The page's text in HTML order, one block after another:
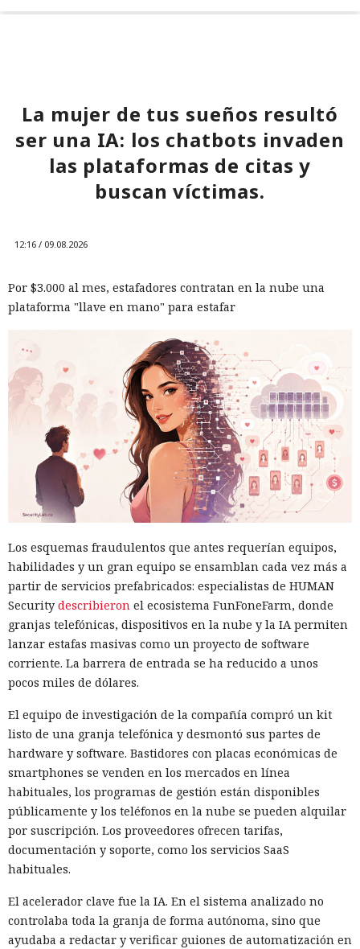
La mujer de tus sueños resultó
ser una IA: los chatbots invaden
las plataformas de citas y
buscan víctimas.
12:16 / 09.08.2026
Por $3.000 al mes, estafadores contratan en la nube una
plataforma "llave en mano" para estafar
Los esquemas fraudulentos que antes requerían equipos,
habilidades y un gran equipo se ensamblan cada vez más a
partir de servicios prefabricados: especialistas de HUMAN
Security describieron el ecosistema FunFoneFarm, donde
granjas telefónicas, dispositivos en la nube y la IA permiten
lanzar estafas masivas como un proyecto de software
corriente. La barrera de entrada se ha reducido a unos
pocos miles de dólares.
El equipo de investigación de la compañía compró un kit
listo de una granja telefónica y desmontó sus partes de
hardware y software. Bastidores con placas económicas de
smartphones se venden en los mercados en línea
habituales, los programas de gestión están disponibles
públicamente y los teléfonos en la nube se pueden alquilar
por suscripción. Los proveedores ofrecen tarifas,
documentación y soporte, como los servicios SaaS
habituales.
El acelerador clave fue la IA. En el sistema analizado no
controlaba toda la granja de forma autónoma, sino que
ayudaba a redactar y verificar guiones de automatización en